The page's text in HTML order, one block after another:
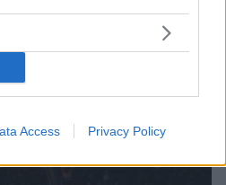
Access Privacy Policy